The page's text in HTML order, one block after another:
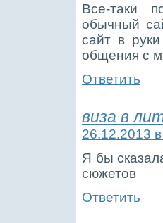
Все-таки
обычный
сайт в
общения с
Ответить
виза в
26.12.2013
Я бы
сюжетов
Ответить